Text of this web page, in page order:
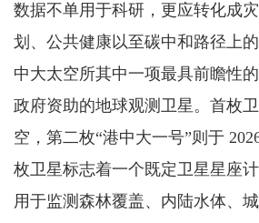
数据不单用于科研，更应转化成
划、公共健康以至碳中和路径上的
中大太空所其中一项最具前瞻性
政府资助的地球观测卫星。首枚
空，第二枚“港中大一号”则于
枚卫星标志着一个既定卫星星座
用于监测森林覆盖、内陆水体、